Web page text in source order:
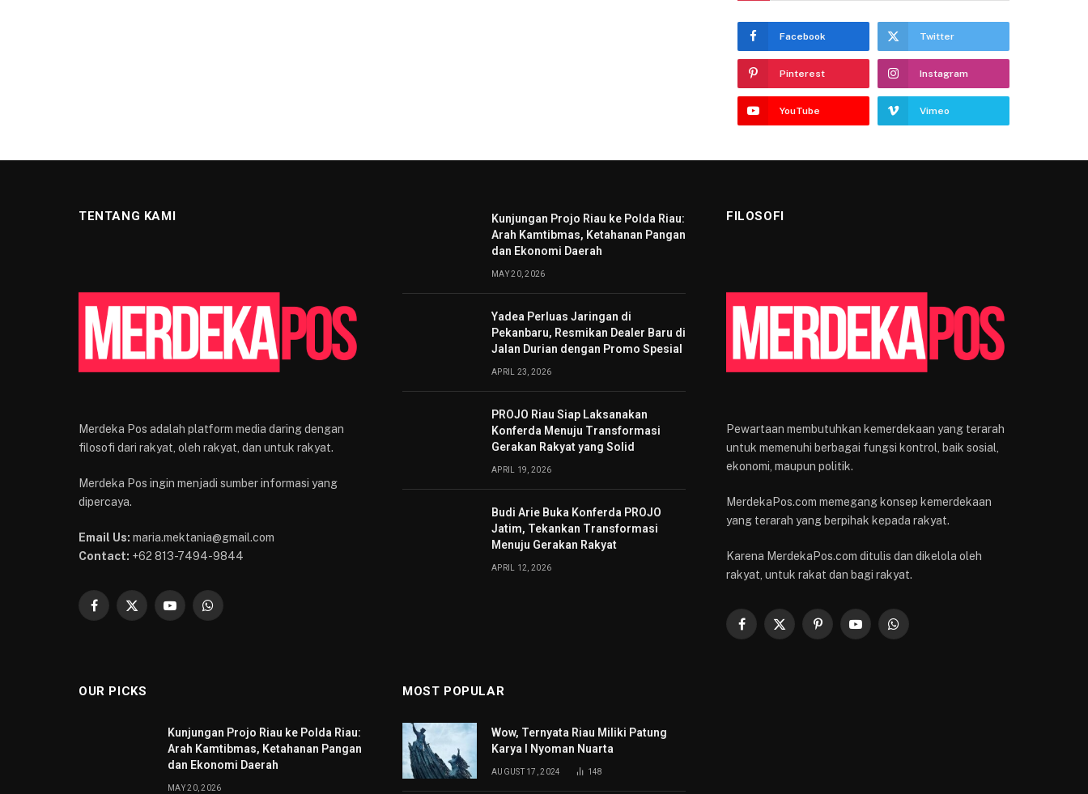
Facebook Twitter
Pinterest Instagram
YouTube Vimeo
TENTANG KAMI
Merdeka Pos adalah platform media daring dengan
filosofi dari rakyat, oleh rakyat, dan untuk rakyat.
Merdeka Pos ingin menjadi sumber informasi yang
dipercaya.
Email Us: maria.mektania@gmail.com
Contact: +62 813-7494-9844
Facebook
X
YouTubeWhatsApp
Kunjungan Projo Riau ke Polda Riau:
Arah Kamtibmas, Ketahanan Pangan
dan Ekonomi Daerah
MAY 20, 2026
Yadea Perluas Jaringan di
Pekanbaru, Resmikan Dealer Baru di
Jalan Durian dengan Promo Spesial
APRIL 23, 2026
PROJO Riau Siap Laksanakan
Konferda Menuju Transformasi
Gerakan Rakyat yang Solid
APRIL 19, 2026
Budi Arie Buka Konferda PROJO
Jatim, Tekankan Transformasi
Menuju Gerakan Rakyat
APRIL 12, 2026
FILOSOFI
Pewartaan membutuhkan kemerdekaan yang terarah
untuk memenuhi berbagai fungsi kontrol, baik sosial,
ekonomi, maupun politik.
MerdekaPos.com memegang konsep kemerdekaan
yang terarah yang berpihak kepada rakyat.
Karena MerdekaPos.com ditulis dan dikelola oleh
rakyat, untuk rakat dan bagi rakyat.
Facebook
X
PinterestYouTubeWhatsApp
OUR PICKS
Kunjungan Projo Riau ke Polda Riau:
Arah Kamtibmas, Ketahanan Pangan
dan Ekonomi Daerah
MAY 20, 2026
MOST POPULAR
Wow, Ternyata Riau Miliki Patung
Karya I Nyoman Nuarta
AUGUST 17, 2024 148